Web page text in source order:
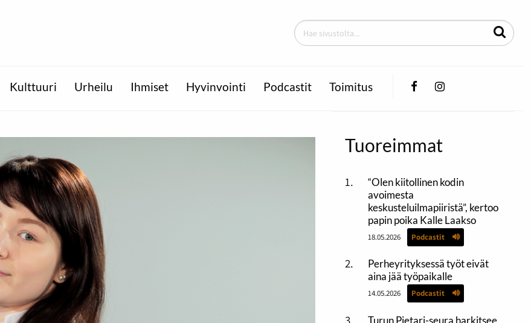
Kulttuuri Urheilu Ihmiset Hyvinvointi Podcastit Toimitus FacebookInstagram
Tuoreimmat
“Olen kiitollinen kodin
avoimesta
keskusteluilmapiiristä”, kertoo
papin poika Kalle Laakso
18.05.2026 Podcastit
Perheyrityksessä työt eivät
aina jää työpaikalle
14.05.2026 Podcastit
Turun Pietari-seura harkitsee